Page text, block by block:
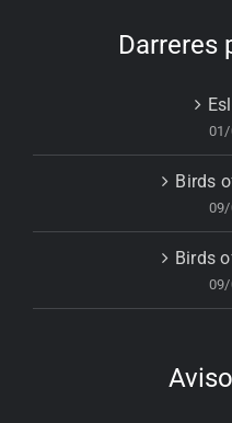
Darreres
Birds
Birds